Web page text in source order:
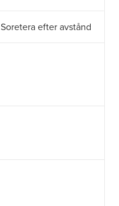
Soretera efter avstånd